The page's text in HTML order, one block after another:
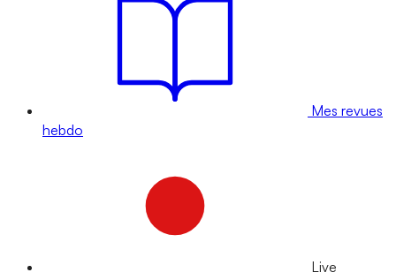
Mes revues
hebdo
Live